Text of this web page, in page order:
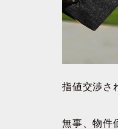
指値交渉さ
無事、物件